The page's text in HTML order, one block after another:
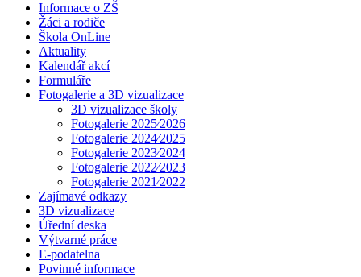
Informace o ZŠ
Žáci a rodiče
Škola OnLine
Aktuality
Kalendář akcí
Formuláře
Fotogalerie a 3D vizualizace
3D vizualizace školy
Fotogalerie 2025⁄2026
Fotogalerie 2024⁄2025
Fotogalerie 2023⁄2024
Fotogalerie 2022⁄2023
Fotogalerie 2021⁄2022
Zajímavé odkazy
3D vizualizace
Úřední deska
Výtvarné práce
E-podatelna
Povinné informace